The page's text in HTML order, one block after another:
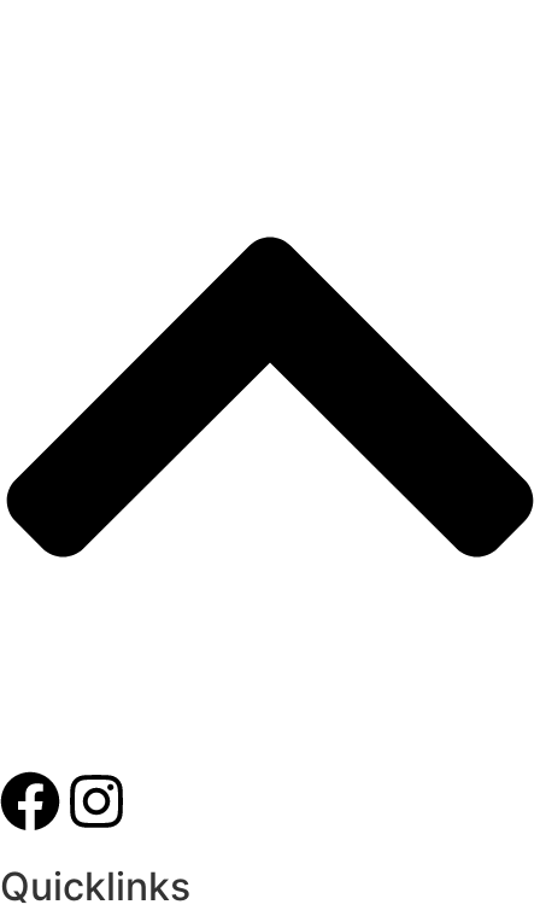
Quicklinks